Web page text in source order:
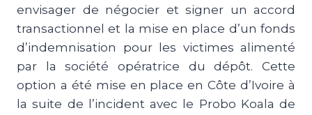
envisager de négocier et signer un accord
transactionnel et la mise en place d’un fonds
d’indemnisation pour les victimes alimenté
par la société opératrice du dépôt. Cette
option a été mise en place en Côte d’Ivoire à
la suite de l’incident avec le Probo Koala de